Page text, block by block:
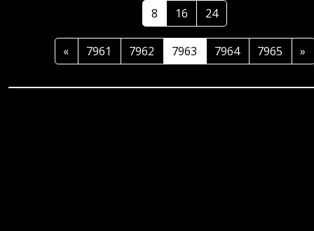
8 16 24
« 7961 7962 7963 7964 7965 »